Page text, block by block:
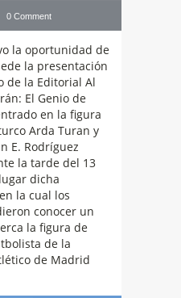
0 Comment
la oportunidad de
la presentación
de la Editorial Al
El Genio de
en la figura
Arda Turan y
E. Rodríguez
la tarde del 13
dicha
la cual los
conocer un
la figura de
de la
de Madrid
TURAN:
del